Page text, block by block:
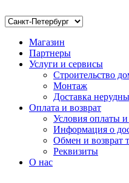
Магазин
Партнеры
Услуги и сервисы
Строительство
Монтаж
Доставка
Оплата и возврат
Условия оплаты и
Информация о
Обмен и возврат
Реквизиты
О нас